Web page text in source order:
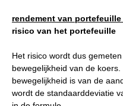
rendement van
risico van het portefeuille
Het risico wordt dus
bewegelijkheid van de
bewegelijkheid is van de
wordt de standaarddeviatie